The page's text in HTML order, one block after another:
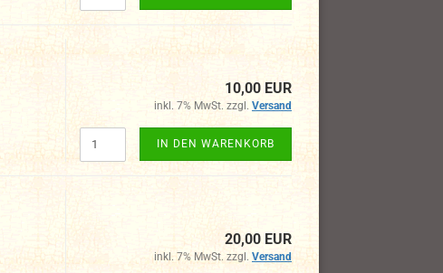
10,00 EUR
inkl. 7% MwSt. zzgl. Versand
IN DEN WARENKORB
20,00 EUR
inkl. 7% MwSt. zzgl. Versand